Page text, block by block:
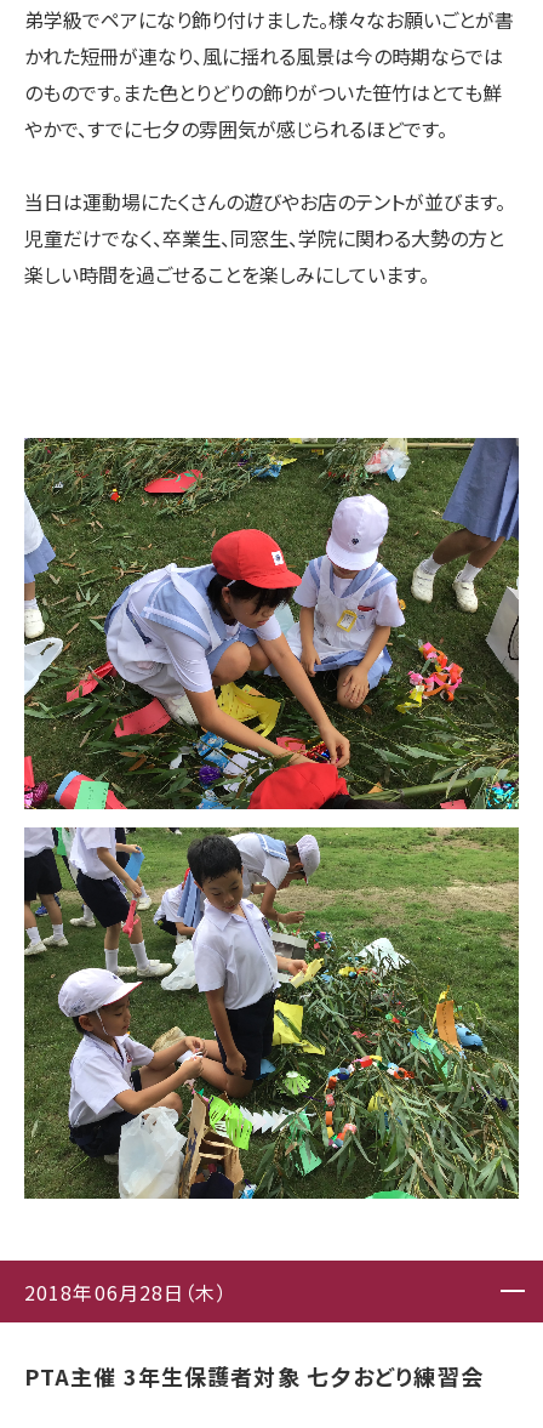
弟学級でペアになり飾り付けました。様々なお願いごとが書
かれた短冊が連なり、風に揺れる風景は今の時期ならでは
のものです。また色とりどりの飾りがついた笹竹はとても鮮
やかで、すでに七夕の雰囲気が感じられるほどです。
当日は運動場にたくさんの遊びやお店のテントが並びます。
児童だけでなく、卒業生、同窓生、学院に関わる大勢の方と
楽しい時間を過ごせることを楽しみにしています。
2018年06月28日（木）
PTA主催 3年生保護者対象 七夕おどり練習会